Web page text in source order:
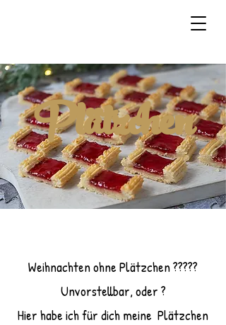
Plätzchen
Weihnachten ohne Plätzchen ?????
Unvorstellbar, oder ?
Hier habe ich für dich meine Plätzchen